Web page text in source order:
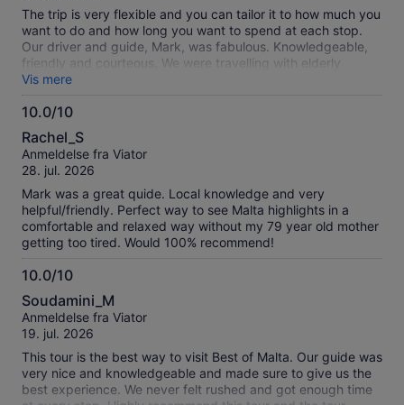
The trip is very flexible and you can tailor it to how much you
want to do and how long you want to spend at each stop.
Our driver and guide, Mark, was fabulous. Knowledgeable,
friendly and courteous. We were travelling with elderly
parents and he couldn’t have been more thoughtful or
helpful. The itinerary was great - there is loads to explore
and we really enjoyed it.
Vis mere
10.0/10
10.0
ud
af
Rachel_S
Anmeldelse fra Viator
28. jul. 2026
Mark was a great quide. Local knowledge and very
helpful/friendly. Perfect way to see Malta highlights in a
comfortable and relaxed way without my 79 year old mother
getting too tired. Would 100% recommend!
10.0/10
10.0
ud
af
Soudamini_M
Anmeldelse fra Viator
19. jul. 2026
This tour is the best way to visit Best of Malta. Our guide was
very nice and knowledgeable and made sure to give us the
best experience. We never felt rushed and got enough time